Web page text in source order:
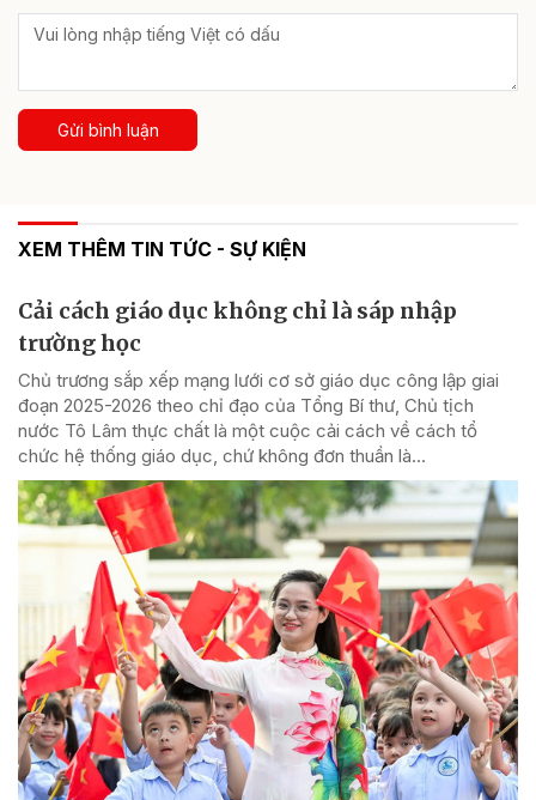
Gửi bình luận
XEM THÊM TIN TỨC - SỰ KIỆN
Cải cách giáo dục không chỉ là sáp nhập
trường học
Chủ trương sắp xếp mạng lưới cơ sở giáo dục công lập giai
đoạn 2025-2026 theo chỉ đạo của Tổng Bí thư, Chủ tịch
nước Tô Lâm thực chất là một cuộc cải cách về cách tổ
chức hệ thống giáo dục, chứ không đơn thuần là...